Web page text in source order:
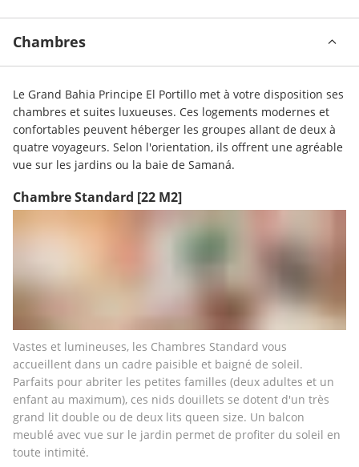
Chambres
Le Grand Bahia Principe El Portillo met à votre disposition ses
chambres et suites luxueuses. Ces logements modernes et
confortables peuvent héberger les groupes allant de deux à
quatre voyageurs. Selon l'orientation, ils offrent une agréable
vue sur les jardins ou la baie de Samaná.
Chambre Standard [22 M2]
Vastes et lumineuses, les Chambres Standard vous
accueillent dans un cadre paisible et baigné de soleil.
Parfaits pour abriter les petites familles (deux adultes et un
enfant au maximum), ces nids douillets se dotent d'un très
grand lit double ou de deux lits queen size. Un balcon
meublé avec vue sur le jardin permet de profiter du soleil en
toute intimité.